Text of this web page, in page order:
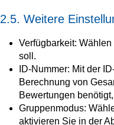
2.5. Weitere
Verfügbarkeit:
soll.
ID-Nummer: Mit der
Berechnung von
Bewertungen
Gruppenmodus:
aktivieren Sie in der